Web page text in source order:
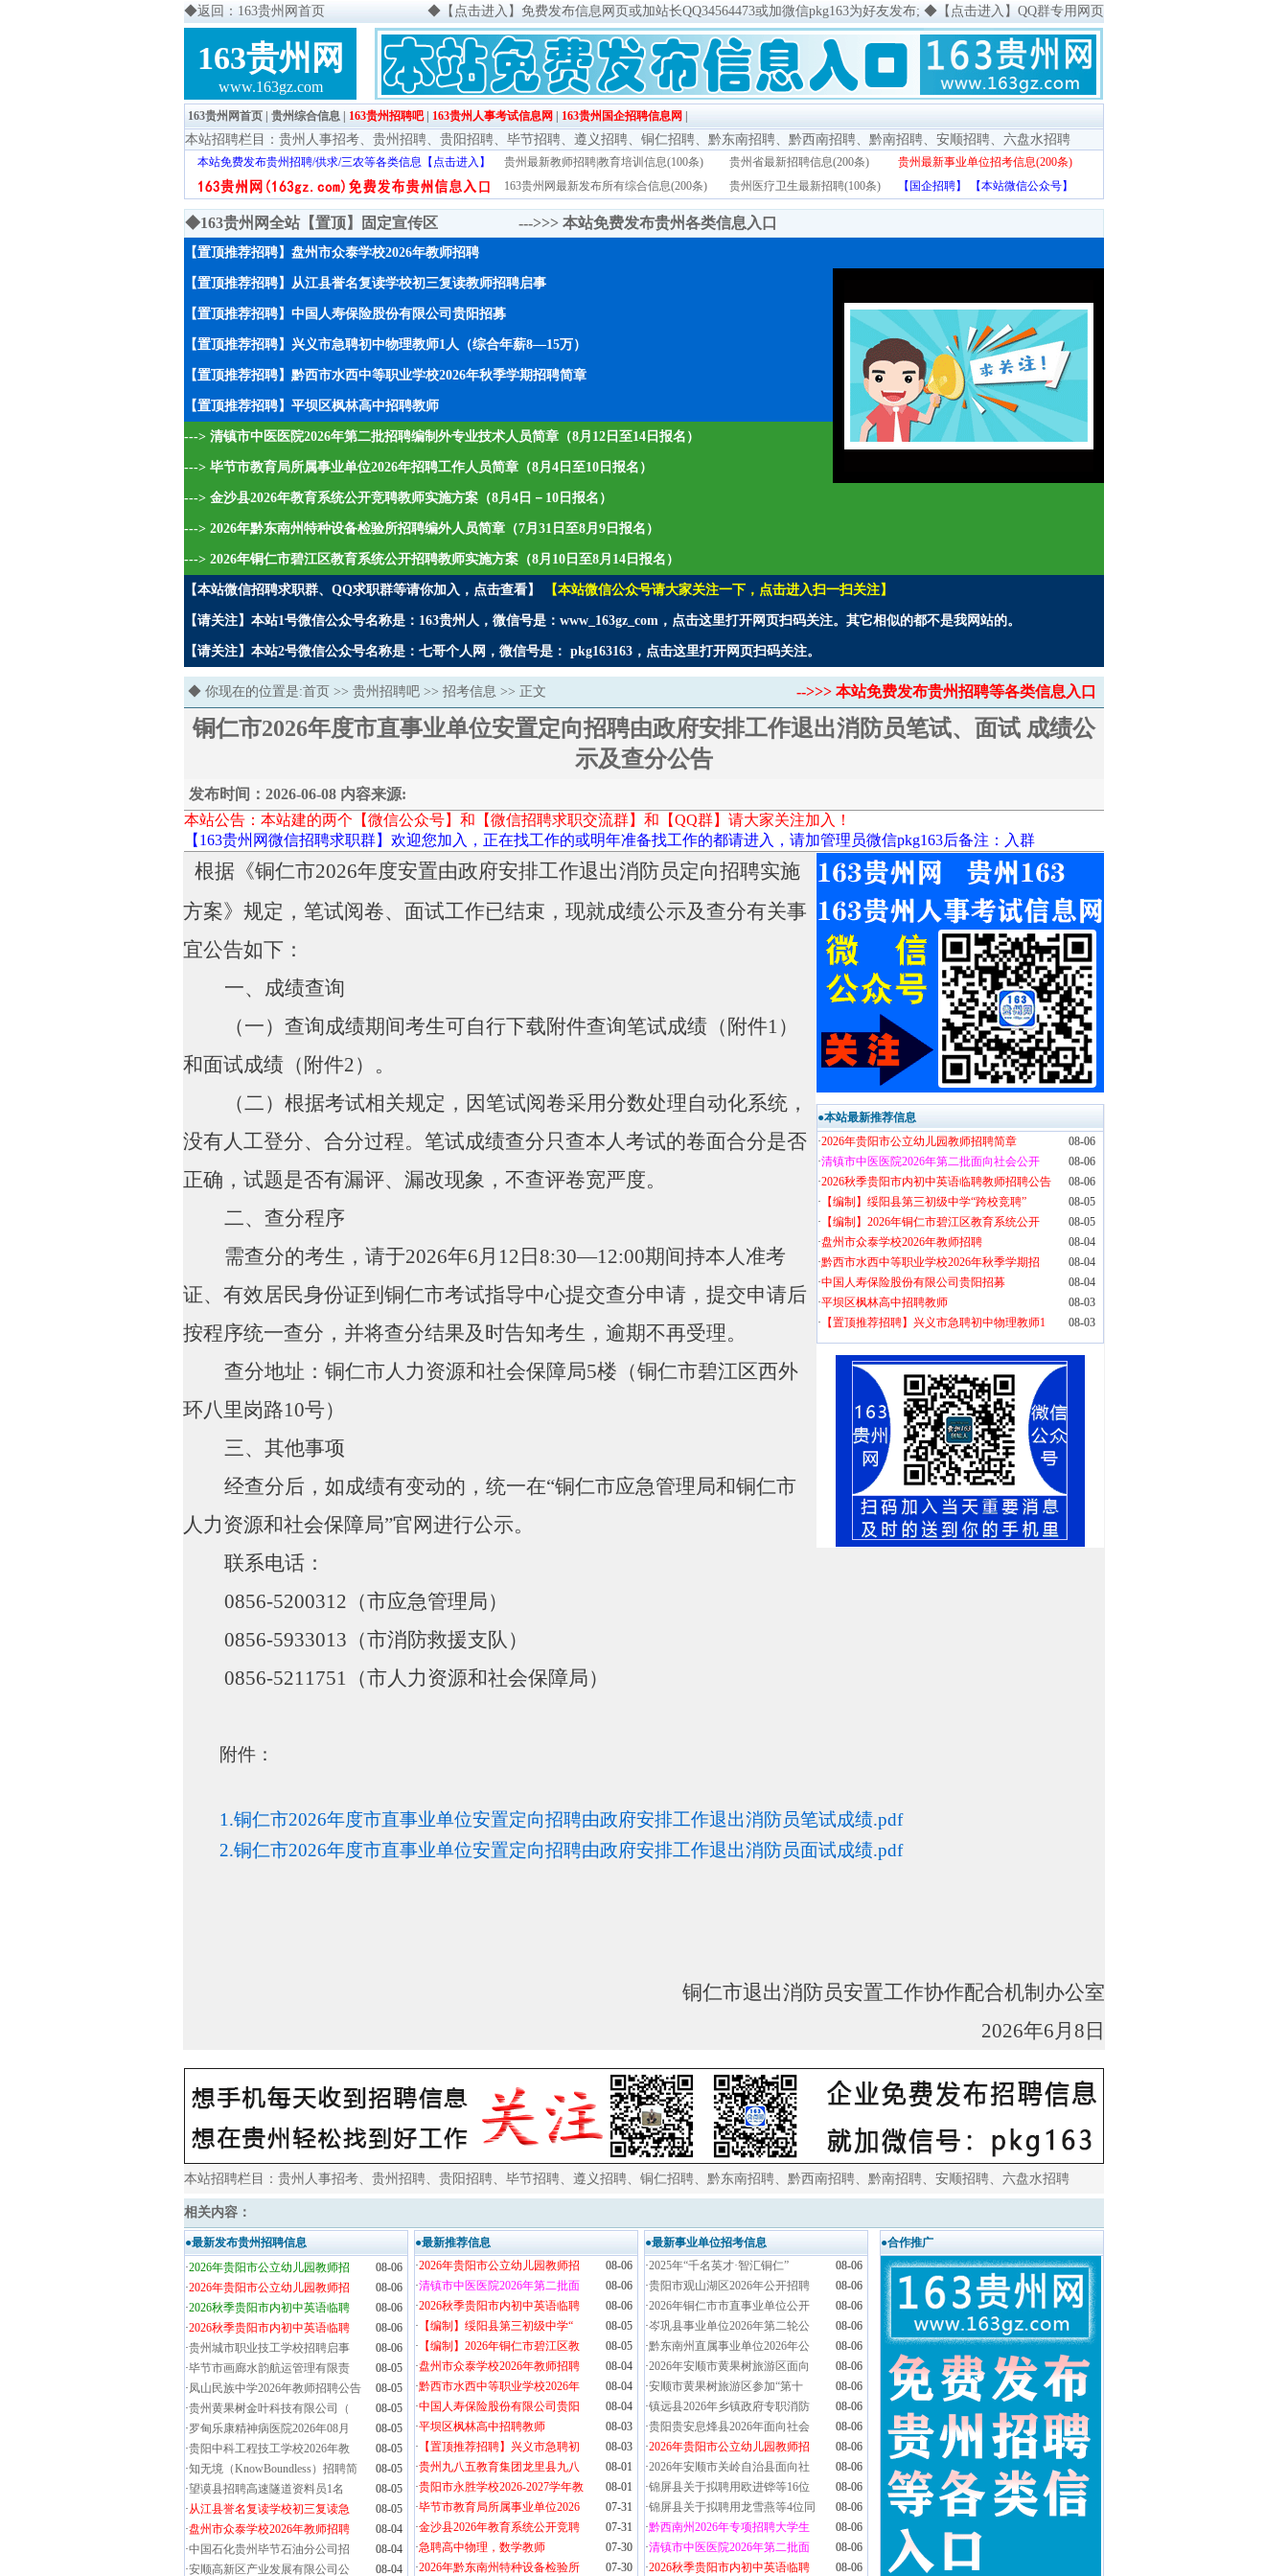
◆返回：163贵州网首页 ◆ 【点击进入】免费发布信息网页或加站长QQ34564473或加微信pkg163为好友发布; ◆ 【点击进入】QQ群专用网页
163贵州网
www.163gz.com
163贵州网首页 贵州综合信息 163贵州招聘吧| 163贵州人事考试信息网 163贵州国企招聘信息网
本站招聘栏目： 贵州人事招考、 贵州招聘、 贵阳招聘、 毕节招聘、 遵义招聘、 铜仁招聘、 黔东南招聘、 黔西南招聘、 黔南招聘、 安顺招聘、 六盘水招聘
本站免费发布贵州招聘/供求/三农等各类信息【点击进入】 贵州最新教师招聘|教育培训信息(100条) 贵州省最新招聘信息(200条)
贵州最新事业单位招考信息(200条)
163贵州网最新发布所有综合信息(200条)
贵州医疗卫生最新招聘(100条) 【国企招聘】 【本站微信公众号】
◆163贵州网全站【置顶】固定宣传区 --->>> 本站免费发布贵州各类信息入口
【置顶推荐招聘】盘州市众泰学校2026年教师招聘
【置顶推荐招聘】从江县誉名复读学校初三复读教师招聘启事
【置顶推荐招聘】中国人寿保险股份有限公司贵阳招募
【置顶推荐招聘】兴义市急聘初中物理教师1人（综合年薪8—15万）
【置顶推荐招聘】黔西市水西中等职业学校2026年秋季学期招聘简章
【置顶推荐招聘】平坝区枫林高中招聘教师
---> 清镇市中医医院2026年第二批招聘编制外专业技术人员简章（8月12日至14日报名）
---> 毕节市教育局所属事业单位2026年招聘工作人员简章（8月4日至10日报名）
---> 金沙县2026年教育系统公开竞聘教师实施方案（8月4日－10日报名）
---> 2026年黔东南州特种设备检验所招聘编外人员简章（7月31日至8月9日报名）
---> 2026年铜仁市碧江区教育系统公开招聘教师实施方案（8月10日至8月14日报名）
【本站微信招聘求职群、QQ求职群等请你加入，点击查看】 【本站微信公众号请大家关注一下，点击进入扫一扫关注】
【请关注】本站1号微信公众号名称是：163贵州人，微信号是：www_163gz_com，点击这里打开网页扫码关注。其它相似的都不是我网站的。
【请关注】本站2号微信公众号名称是：七哥个人网，微信号是： pkg163163，点击这里打开网页扫码关注。
◆ 你现在的位置是:首页 >> 贵州招聘吧 >> 招考信息 >> 正文 -->>> 本站免费发布贵州招聘等各类信息入口
铜仁市2026年度市直事业单位安置定向招聘由政府安排工作退出消防员笔试、面试 成绩公
示及查分公告
发布时间：2026-06-08 内容来源:
本站公告：本站建的两个【微信公众号】和【微信招聘求职交流群】和【QQ群】请大家关注加入！
【163贵州网微信招聘求职群】欢迎您加入，正在找工作的或明年准备找工作的都请进入，请加管理员微信pkg163后备注：入群
●本站最新推荐信息
·2026年贵阳市公立幼儿园教师招聘简章
08-06
·清镇市中医医院2026年第二批面向社会公开
08-06
·2026秋季贵阳市内初中英语临聘教师招聘公告
08-06
· 【编制】绥阳县第三初级中学“跨校竞聘”
08-05
· 【编制】2026年铜仁市碧江区教育系统公开
08-05
·盘州市众泰学校2026年教师招聘
08-04
·黔西市水西中等职业学校2026年秋季学期招
08-04
·中国人寿保险股份有限公司贵阳招募
08-04
·平坝区枫林高中招聘教师
08-03
· 【置顶推荐招聘】兴义市急聘初中物理教师1 08-03
根据《铜仁市2026年度安置由政府安排工作退出消防员定向招聘实施
方案》规定，笔试阅卷、面试工作已结束，现就成绩公示及查分有关事
宜公告如下：
一、成绩查询
（一）查询成绩期间考生可自行下载附件查询笔试成绩（附件1 ）
和面试成绩（附件2）。
（二）根据考试相关规定，因笔试阅卷采用分数处理自动化系统，
没有人工登分、合分过程。笔试成绩查分只查本人考试的卷面合分是否
正确，试题是否有漏评、漏改现象，不查评卷宽严度。
二、查分程序
需查分的考生，请于2026年6月 12 日 8:30—12:00期间持本人准考
证、有效居民身份证到铜仁市考试指导中心提交查分申请，提交申请后
按程序统一查分，并将查分结果及时告知考生，逾期不再受理。
查分地址：铜仁市人力资源和社会保障局5楼（铜仁市碧江区西外
环八里岗路10号）
三、其他事项
经查分后，如成绩有变动的，统一在“铜仁市应急管理局和铜仁市
人力资源和社会保障局”官网进行公示。
联系电话：
0856-5200312 （市应急管理局）
0856-5933013 （市消防救援支队）
0856-5211751 （市人力资源和社会保障局）
附件：
1.铜仁市2026年度市直事业单位安置定向招聘由政府安排工作退出消防员笔试成绩.pdf
2.铜仁市2026年度市直事业单位安置定向招聘由政府安排工作退出消防员面试成绩.pdf
铜仁市退出消防员安置工作协作配合机制办公室
2026年6月 8 日
本站招聘栏目： 贵州人事招考、 贵州招聘、 贵阳招聘、 毕节招聘、 遵义招聘、 铜仁招聘、 黔东南招聘、 黔西南招聘、 黔南招聘、 安顺招聘、 六盘水招聘
相关内容：
●最新发布贵州招聘信息
·2026年贵阳市公立幼儿园教师招
08-06
·2026年贵阳市公立幼儿园教师招
08-06
·2026秋季贵阳市内初中英语临聘
08-06
·2026秋季贵阳市内初中英语临聘
08-06
·贵州城市职业技工学校招聘启事
08-06
·毕节市画廊水韵航运管理有限责
08-05
·凤山民族中学2026年教师招聘公告
08-05
·贵州黄果树金叶科技有限公司（
08-05
·罗甸乐康精神病医院2026年08月
08-05
·贵阳中科工程技工学校2026年教
08-05
·知无境（KnowBoundless）招聘简
08-05
·望谟县招聘高速隧道资料员1名
08-05
·从江县誉名复读学校初三复读急
08-05
·盘州市众泰学校2026年教师招聘
08-04
·中国石化贵州毕节石油分公司招
08-04
·安顺高新区产业发展有限公司公 08-04
●最新推荐信息
·2026年贵阳市公立幼儿园教师招
08-06
·清镇市中医医院2026年第二批面
08-06
·2026秋季贵阳市内初中英语临聘
08-06
· 【编制】绥阳县第三初级中学“
08-05
· 【编制】2026年铜仁市碧江区教
08-05
·盘州市众泰学校2026年教师招聘
08-04
·黔西市水西中等职业学校2026年
08-04
·中国人寿保险股份有限公司贵阳
08-04
·平坝区枫林高中招聘教师
08-03
· 【置顶推荐招聘】兴义市急聘初
08-03
·贵州九八五教育集团龙里县九八
08-01
·贵阳市永胜学校2026-2027学年教
08-01
·毕节市教育局所属事业单位2026
07-31
·金沙县2026年教育系统公开竞聘
07-31
·急聘高中物理，数学教师
07-30
·2026年黔东南州特种设备检验所 07-30
●最新事业单位招考信息
·2025年“千名英才·智汇铜仁”
08-06
·贵阳市观山湖区2026年公开招聘
08-06
·2026年铜仁市市直事业单位公开
08-06
·岑巩县事业单位2026年第二轮公
08-06
·黔东南州直属事业单位2026年公
08-06
·2026年安顺市黄果树旅游区面向
08-06
·安顺市黄果树旅游区参加“第十
08-06
·镇远县2026年乡镇政府专职消防
08-06
·贵阳贵安息烽县2026年面向社会
08-06
·2026年贵阳市公立幼儿园教师招
08-06
·2026年安顺市关岭自治县面向社
08-06
·锦屏县关于拟聘用欧进铧等16位
08-06
·锦屏县关于拟聘用龙雪燕等4位同
08-06
·黔西南州2026年专项招聘大学生
08-06
·清镇市中医医院2026年第二批面
08-06
·2026秋季贵阳市内初中英语临聘 08-06
●合作推广